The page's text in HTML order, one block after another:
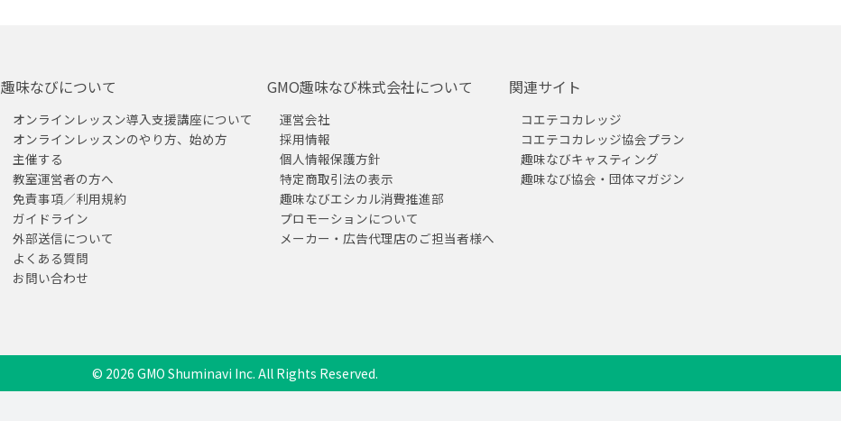
趣味なびについて
オンラインレッスン導入支援講座について
オンラインレッスンのやり方、始め方
主催する
教室運営者の方へ
免責事項／利用規約
ガイドライン
外部送信について
よくある質問
お問い合わせ
GMO趣味なび株式会社について
運営会社
採用情報
個人情報保護方針
特定商取引法の表示
趣味なびエシカル消費推進部
プロモーションについて
メーカー・広告代理店のご担当者様へ
関連サイト
コエテコカレッジ
コエテコカレッジ協会プラン
趣味なびキャスティング
趣味なび協会・団体マガジン
© 2026 GMO Shuminavi Inc. All Rights Reserved.